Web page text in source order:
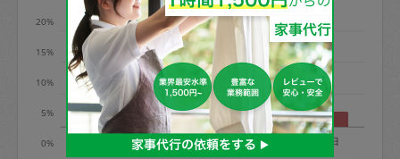
水曜日9時〜金曜日9時まで＝依頼料金の
50%
金曜日9時～土曜日8時まで＝依頼金額の
100%
土曜日8時〜実施時間＝依頼金額の100%
＋交通費全額
依頼者不在による当日キャンセル＝依頼
0%
5%
10%
15%
20%
火 水 木 金 日